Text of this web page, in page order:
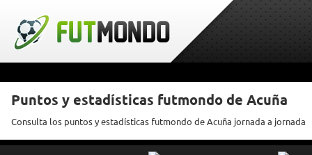
Puntos y estadísticas futmondo de Acuña
Consulta los puntos y estadísticas futmondo de Acuña jornada a jornada